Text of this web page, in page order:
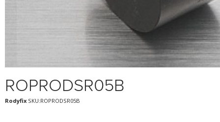
ROPRODSR05B
Rodyfix SKU:ROPRODSR05B